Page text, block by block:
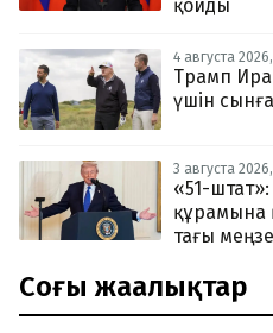
қойды
4 августа
Трамп
үшін
3 августа 2026,
«51-
құрамына
тағы
Соңғы жаңалықтар